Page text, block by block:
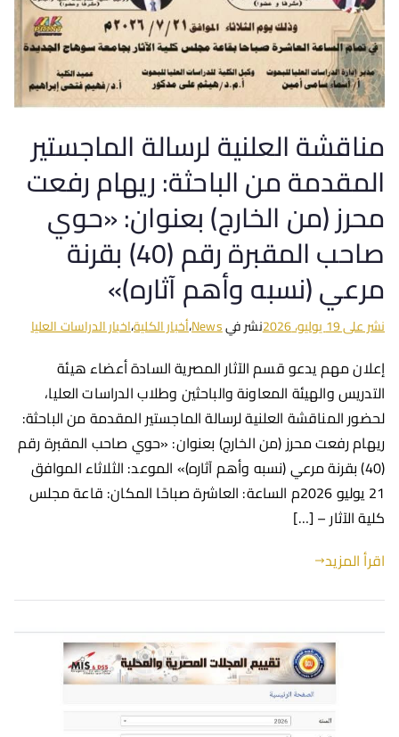
مناقشة العلنية لرسالة الماجستير
المقدمة من الباحثة: ريهام رفعت
محرز (من الخارج) بعنوان: «حوي
صاحب المقبرة رقم (40) بقرنة
مرعي (نسبه وأهم آثاره)»
نشر على19 يوليو، 2026 نشر فيNews،أخبار الكلية،اخبار الدراسات العليا
إعلان مهم يدعو قسم الآثار المصرية السادة أعضاء هيئة
التدريس والهيئة المعاونة والباحثين وطلاب الدراسات العليا،
لحضور المناقشة العلنية لرسالة الماجستير المقدمة من الباحثة:
ريهام رفعت محرز (من الخارج) بعنوان: «حوي صاحب المقبرة رقم
(40) بقرنة مرعي (نسبه وأهم آثاره)» الموعد: الثلاثاء الموافق
21 يوليو 2026م الساعة: العاشرة صباحًا المكان: قاعة مجلس
كلية الآثار – […]
اقرأ المزيد